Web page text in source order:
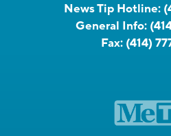
News Tip Hotline:
General Info:
Fax: (414)